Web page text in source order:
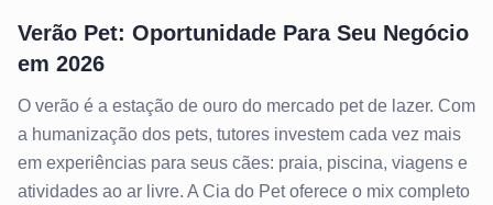
Verão Pet: Oportunidade Para Seu Negócio
em 2026
O verão é a estação de ouro do mercado pet de lazer. Com
a humanização dos pets, tutores investem cada vez mais
em experiências para seus cães: praia, piscina, viagens e
atividades ao ar livre. A Cia do Pet oferece o mix completo